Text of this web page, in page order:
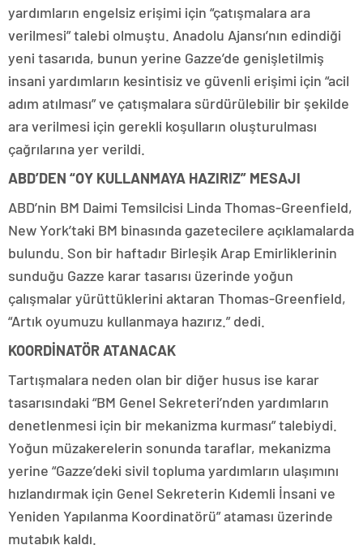
yardımların engelsiz erişimi için “çatışmalara ara
verilmesi” talebi olmuştu. Anadolu Ajansı’nın edindiği
yeni tasarıda, bunun yerine Gazze’de genişletilmiş
insani yardımların kesintisiz ve güvenli erişimi için “acil
adım atılması” ve çatışmalara sürdürülebilir bir şekilde
ara verilmesi için gerekli koşulların oluşturulması
çağrılarına yer verildi.
ABD’DEN “OY KULLANMAYA HAZIRIZ” MESAJI
ABD’nin BM Daimi Temsilcisi Linda Thomas-Greenfield,
New York’taki BM binasında gazetecilere açıklamalarda
bulundu. Son bir haftadır Birleşik Arap Emirliklerinin
sunduğu Gazze karar tasarısı üzerinde yoğun
çalışmalar yürüttüklerini aktaran Thomas-Greenfield,
“Artık oyumuzu kullanmaya hazırız.” dedi.
KOORDİNATÖR ATANACAK
Tartışmalara neden olan bir diğer husus ise karar
tasarısındaki “BM Genel Sekreteri’nden yardımların
denetlenmesi için bir mekanizma kurması” talebiydi.
Yoğun müzakerelerin sonunda taraflar, mekanizma
yerine “Gazze’deki sivil topluma yardımların ulaşımını
hızlandırmak için Genel Sekreterin Kıdemli İnsani ve
Yeniden Yapılanma Koordinatörü” ataması üzerinde
mutabık kaldı.